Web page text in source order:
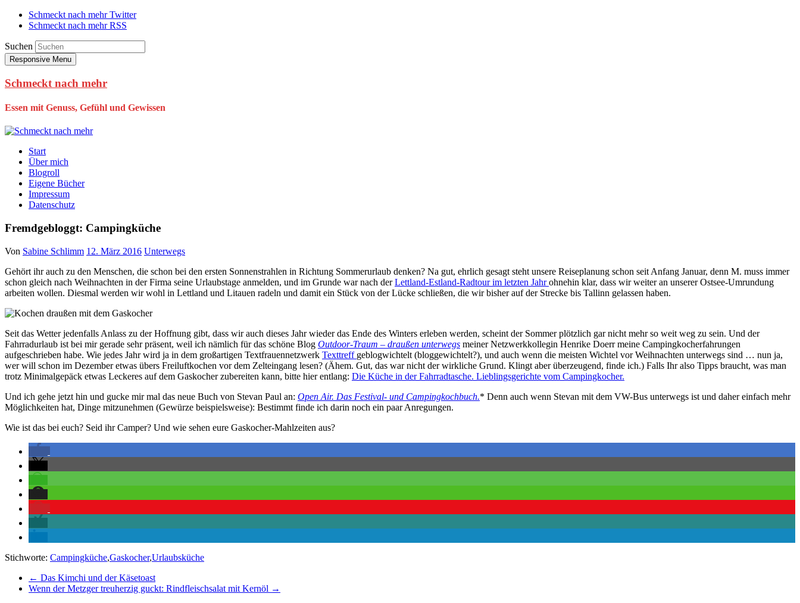
Schmeckt nach mehr Twitter
Schmeckt nach mehr RSS
Suchen
Responsive Menu
Schmeckt nach mehr
Essen mit Genuss, Gefühl und Gewissen
Start
Über mich
Blogroll
Eigene Bücher
Impressum
Datenschutz
Fremdgebloggt: Campingküche
Von Sabine Schlimm 12. März 2016 Unterwegs
Gehört ihr auch zu den Menschen, die schon bei den ersten Sonnenstrahlen in Richtung Sommerurlaub denken? Na gut, ehrlich gesagt steht unsere Reiseplanung schon seit Anfang Januar, denn M. muss immer
schon gleich nach Weihnachten in der Firma seine Urlaubstage anmelden, und im Grunde war nach derLettland-Estland-Radtour im letzten Jahrohnehin klar, dass wir weiter an unserer Ostsee-Umrundung
arbeiten wollen. Diesmal werden wir wohl in Lettland und Litauen radeln und damit ein Stück von der Lücke schließen, die wir bisher auf der Strecke bis Tallinn gelassen haben.
Seit das Wetter jedenfalls Anlass zu der Hoffnung gibt, dass wir auch dieses Jahr wieder das Ende des Winters erleben werden, scheint der Sommer plötzlich gar nicht mehr so weit weg zu sein. Und der
Fahrradurlaub ist bei mir gerade sehr präsent, weil ich nämlich für das schöne Blog Outdoor-Traum – draußen unterwegs meiner Netzwerkkollegin Henrike Doerr meine Campingkocherfahrungen
aufgeschrieben habe. Wie jedes Jahr wird ja in dem großartigen Textfrauennetzwerk Texttreff geblogwichtelt (bloggewichtelt?), und auch wenn die meisten Wichtel vor Weihnachten unterwegs sind … nun ja,
wer will schon im Dezember etwas übers Freiluftkochen vor dem Zelteingang lesen? (Ähem. Gut, das war nicht der wirkliche Grund. Klingt aber überzeugend, finde ich.) Falls Ihr also Tipps braucht, was man
trotz Minimalgepäck etwas Leckeres auf dem Gaskocher zubereiten kann, bitte hier entlang: Die Küche in der Fahrradtasche. Lieblingsgerichte vom Campingkocher.
Und ich gehe jetzt hin und gucke mir mal das neue Buch von Stevan Paul an: Open Air. Das Festival- und Campingkochbuch.* Denn auch wenn Stevan mit dem VW-Bus unterwegs ist und daher einfach mehr
Möglichkeiten hat, Dinge mitzunehmen (Gewürze beispielsweise): Bestimmt finde ich darin noch ein paar Anregungen.
Wie ist das bei euch? Seid ihr Camper? Und wie sehen eure Gaskocher-Mahlzeiten aus?
Stichworte: Campingküche,Gaskocher,Urlaubsküche
← Das Kimchi und der Käsetoast
Wenn der Metzger treuherzig guckt: Rindfleischsalat mit Kernöl →